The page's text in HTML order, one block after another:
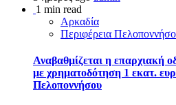
1 min read
Αρκαδία
Περιφέρεια
Αναβαθμίζεται η επαρχιακή
με χρηματοδότηση 1 εκατ.
Πελοποννήσου